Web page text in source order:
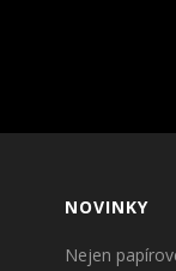
NOVINKY
Nejen